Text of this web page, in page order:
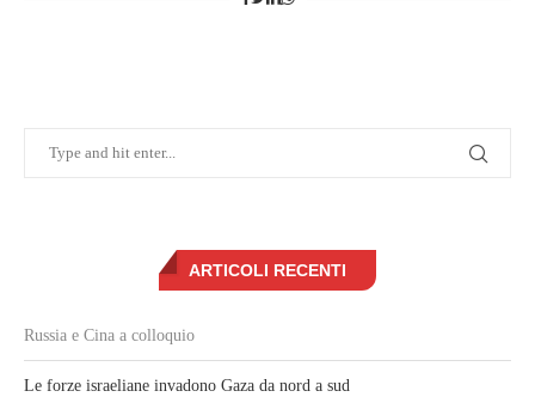
ARTICOLI RECENTI
Russia e Cina a colloquio
Le forze israeliane invadono Gaza da nord a sud